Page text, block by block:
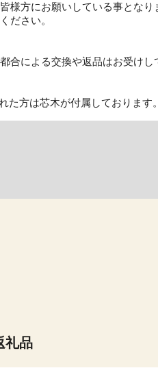
様方にお願いしている事となり
ださい。
合による交換や返品はお受けし
た方は芯木が付属しておりま
礼品